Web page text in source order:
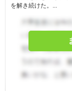
を解き続けた。...